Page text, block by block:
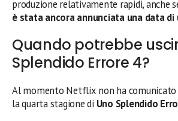
produzione relativamente rapidi, anche
è stata ancora annunciata una data
Quando potrebbe
Splendido Errore 4?
Al momento Netflix non ha comunicato
la quarta stagione di Uno Splendido